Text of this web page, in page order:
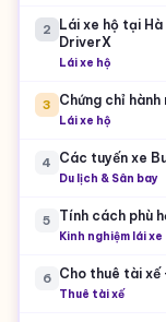
2 Lái xe hộ tại
DriverX
Lái xe hộ
3 Chứng chỉ hành
Lái xe hộ
4 Các tuyến xe
Du lịch & Sân bay
5 Tính cách phù
Kinh nghiệm lái xe
6 Cho thuê tài xế
Thuê tài xế